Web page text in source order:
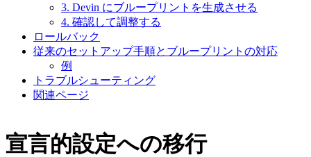
3. Devin にブループリントを生成させる
4. 確認して調整する
ロールバック
従来のセットアップ手順とブループリントの対応
例
トラブルシューティング
関連ページ
宣言的設定への移行